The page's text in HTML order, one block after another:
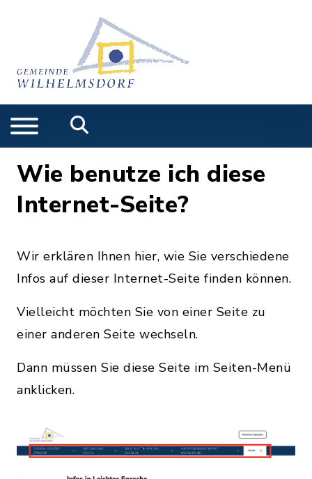
Wie benutze ich diese
Internet-Seite?
Wir erklären Ihnen hier, wie Sie verschiedene
Infos auf dieser Internet-Seite finden können.
Vielleicht möchten Sie von einer Seite zu
einer anderen Seite wechseln.
Dann müssen Sie diese Seite im Seiten-Menü
anklicken.